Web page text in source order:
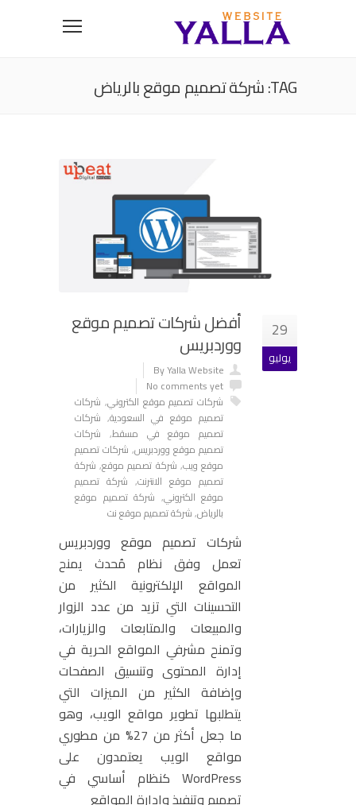
TAG: شركة تصميم موقع بالرياض
29
يوليو
أفضل شركات تصميم موقع
ووردبريس
By Yalla Website
No comments yet
شركات تصميم موقع الكتروني, شركات
تصميم موقع في السعودية, شركات
تصميم موقع في مسقط, شركات
تصميم موقع ووردبريس, شركات تصميم
موقع ويب, شركة تصميم موقع, شركة
تصميم موقع الانترنت, شركة تصميم
موقع الكتروني, شركة تصميم موقع
بالرياض,شركة تصميم موقع نت
شركات تصميم موقع ووردبريس
تعمل وفق نظام مُحدث يمنح
المواقع الإلكترونية الكثير من
التحسينات التي تزيد من عدد الزوار
والمبيعات والمتابعات والزيارات،
وتمنح مشرفي المواقع الحرية في
إدارة المحتوى وتنسيق الصفحات
وإضافة الكثير من الميزات التي
يتطلبها تطوير مواقع الويب، وهو
ما جعل أكثر من 27% من مطوري
مواقع الويب يعتمدون على
WordPress كنظام أساسي في
تصميم وتنفيذ وإدارة المواقع